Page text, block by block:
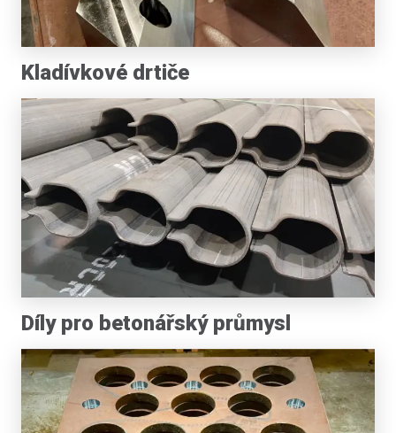
Kladívkové drtiče
Díly pro betonářský průmysl